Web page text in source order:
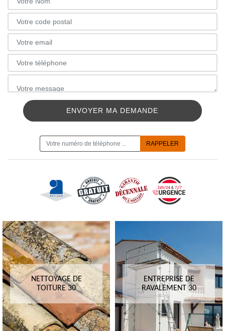
NETTOYAGE DE
TOITURE 30
ENTREPRISE DE
RAVALEMENT 30